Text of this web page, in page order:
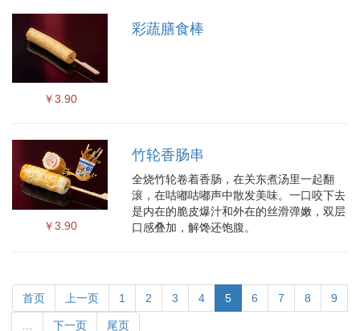
￥3.90
彩蔬膳食棒
￥3.90
竹轮香肠串
全烧竹轮卷着香肠，在关东煮汤里一起翻
滚，在咕嘟咕嘟声中散发美味。一口咬下去
是内在的脆皮爆汁和外在的丝滑弹嫩，双层
口感叠加，解馋还饱腹。
首页 上一页 1 2 3 4 5 6 7 8 9
下一页 尾页